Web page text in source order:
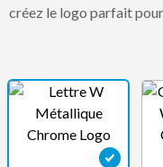
créez le logo parfait